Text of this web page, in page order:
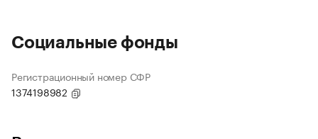
Социальные фонды
Регистрационный номер СФР
1374198982